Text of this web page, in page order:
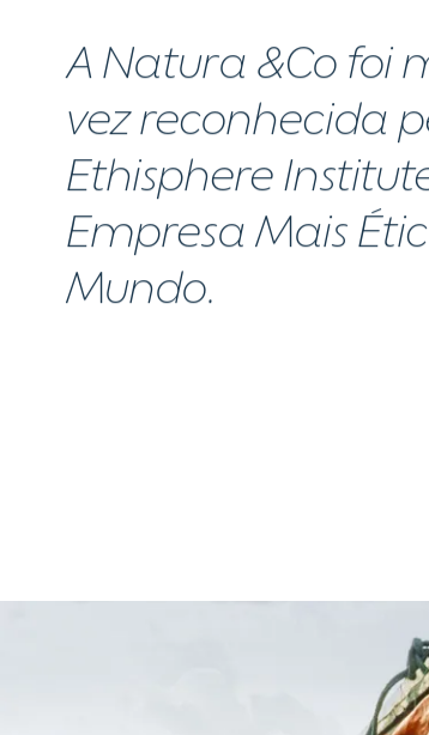
A Natura &Co foi
vez reconhecida
Ethisphere
Empresa Mais
Mundo.